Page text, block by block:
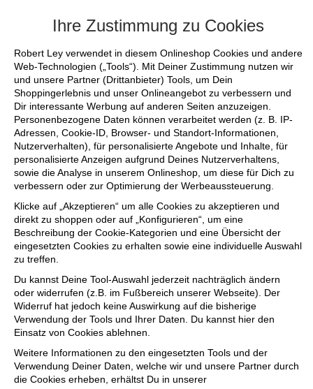
Ihre Zustimmung zu Cookies
Robert Ley verwendet in diesem Onlineshop Cookies und andere
Web-Technologien („Tools“). Mit Deiner Zustimmung nutzen wir
und unsere Partner (Drittanbieter) Tools, um Dein
Shoppingerlebnis und unser Onlineangebot zu verbessern und
Dir interessante Werbung auf anderen Seiten anzuzeigen.
Personenbezogene Daten können verarbeitet werden (z. B. IP-
Adressen, Cookie-ID, Browser- und Standort-Informationen,
Nutzerverhalten), für personalisierte Angebote und Inhalte, für
personalisierte Anzeigen aufgrund Deines Nutzerverhaltens,
sowie die Analyse in unserem Onlineshop, um diese für Dich zu
verbessern oder zur Optimierung der Werbeaussteuerung.
Klicke auf „Akzeptieren“ um alle Cookies zu akzeptieren und
direkt zu shoppen oder auf „Konfigurieren“, um eine
Beschreibung der Cookie-Kategorien und eine Übersicht der
eingesetzten Cookies zu erhalten sowie eine individuelle Auswahl
zu treffen.
Du kannst Deine Tool-Auswahl jederzeit nachträglich ändern
oder widerrufen (z.B. im Fußbereich unserer Webseite). Der
Widerruf hat jedoch keine Auswirkung auf die bisherige
Verwendung der Tools und Ihrer Daten. Du kannst hier den
Einsatz von Cookies ablehnen.
Weitere Informationen zu den eingesetzten Tools und der
Verwendung Deiner Daten, welche wir und unsere Partner durch
die Cookies erheben, erhältst Du in unserer